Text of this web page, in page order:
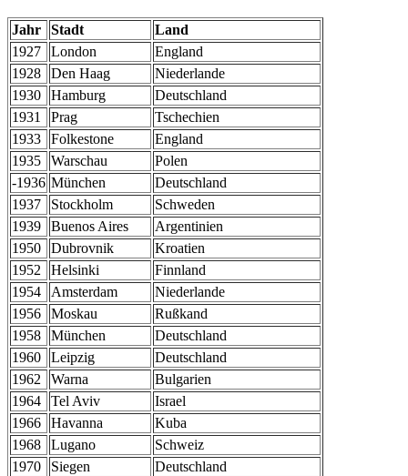
Jahr Stadt
Land
1927
London
England
1928
Den Haag
Niederlande
1930
Hamburg
Deutschland
1931
Prag
Tschechien
1933
Folkestone
England
1935
Warschau
Polen
-1936 München
Deutschland
1937
Stockholm
Schweden
1939
Buenos Aires
Argentinien
1950
Dubrovnik
Kroatien
1952
Helsinki
Finnland
1954
Amsterdam
Niederlande
1956
Moskau
Rußkand
1958
München
Deutschland
1960
Leipzig
Deutschland
1962
Warna
Bulgarien
1964
Tel Aviv
Israel
1966
Havanna
Kuba
1968
Lugano
Schweiz
1970
Siegen
Deutschland